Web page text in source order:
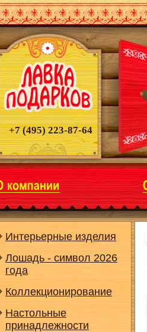
+7 (495) 223-87-64
Интерьерные изделия
Лошадь - символ 2026
года
Коллекционирование
Настольные
принадлежности